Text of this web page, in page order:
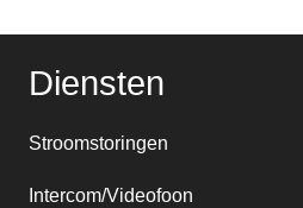
Diensten
Stroomstoringen
Intercom/Videofoon